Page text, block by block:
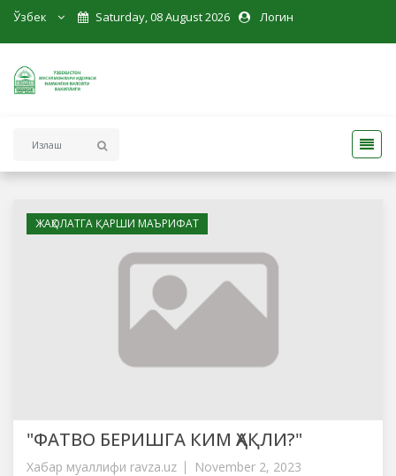
Ўзбек Saturday, 08 August 2026 Логин
ЖАҲОЛАТГА ҚАРШИ МАЪРИФАТ
"ФАТВО БЕРИШГА КИМ ҲАҚЛИ?"
Хабар муаллифи ravza.uz
November 2, 2023